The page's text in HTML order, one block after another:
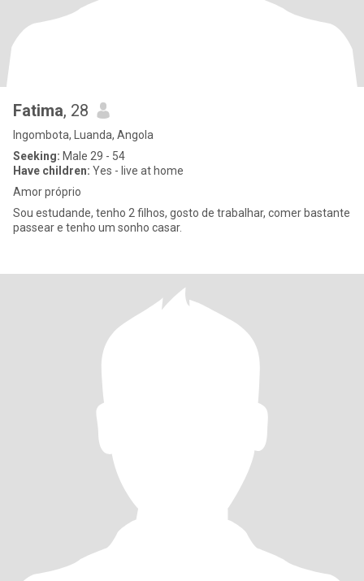
Fatima, 28
Ingombota, Luanda, Angola
Seeking: Male 29 - 54
Have children: Yes - live at home
Amor próprio
Sou estudande, tenho 2 filhos, gosto de trabalhar, comer bastante
passear e tenho um sonho casar.